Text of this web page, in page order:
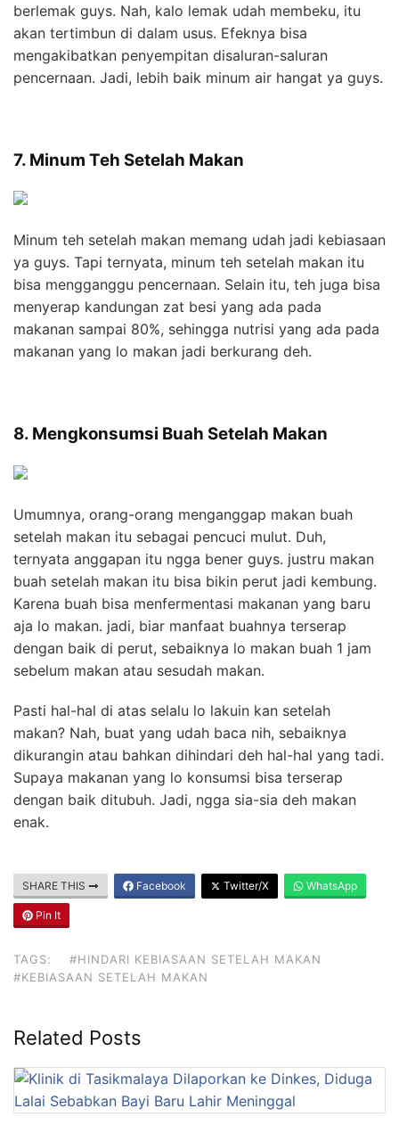
berlemak guys. Nah, kalo lemak udah membeku, itu
akan tertimbun di dalam usus. Efeknya bisa
mengakibatkan penyempitan disaluran-saluran
pencernaan. Jadi, lebih baik minum air hangat ya guys.
7. Minum Teh Setelah Makan
Minum teh setelah makan memang udah jadi kebiasaan
ya guys. Tapi ternyata, minum teh setelah makan itu
bisa mengganggu pencernaan. Selain itu, teh juga bisa
menyerap kandungan zat besi yang ada pada
makanan sampai 80%, sehingga nutrisi yang ada pada
makanan yang lo makan jadi berkurang deh.
8. Mengkonsumsi Buah Setelah Makan
Umumnya, orang-orang menganggap makan buah
setelah makan itu sebagai pencuci mulut. Duh,
ternyata anggapan itu ngga bener guys. justru makan
buah setelah makan itu bisa bikin perut jadi kembung.
Karena buah bisa menfermentasi makanan yang baru
aja lo makan. jadi, biar manfaat buahnya terserap
dengan baik di perut, sebaiknya lo makan buah 1 jam
sebelum makan atau sesudah makan.
Pasti hal-hal di atas selalu lo lakuin kan setelah
makan? Nah, buat yang udah baca nih, sebaiknya
dikurangin atau bahkan dihindari deh hal-hal yang tadi.
Supaya makanan yang lo konsumsi bisa terserap
dengan baik ditubuh. Jadi, ngga sia-sia deh makan
enak.
SHARE THIS Facebook Twitter/X WhatsApp
Pin It
TAGS:
#HINDARI KEBIASAAN SETELAH MAKAN
#KEBIASAAN SETELAH MAKAN
Related Posts